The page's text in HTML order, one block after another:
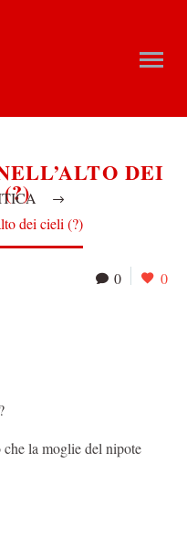
DEI
dei cieli (?)
0 0
la moglie del nipote